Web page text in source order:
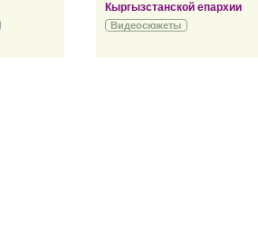
Кыргызстанской епархии
Видеосюжеты